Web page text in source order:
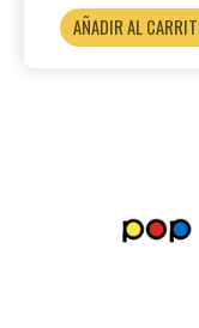
AÑADIR AL